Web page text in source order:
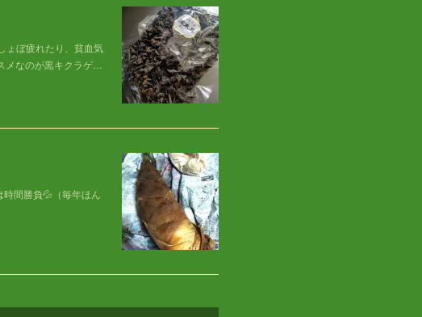
ょぼ疲れたり、貧血気
なのが黒キクラゲ…
間勝負‪‪💦‬（毎年ほん